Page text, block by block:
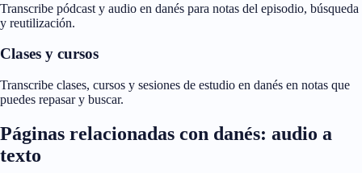
Transcribe pódcast y audio en danés para notas del episodio, búsqueda
y reutilización.
Clases y cursos
Transcribe clases, cursos y sesiones de estudio en danés en notas que
puedes repasar y buscar.
Páginas relacionadas con danés: audio a
texto